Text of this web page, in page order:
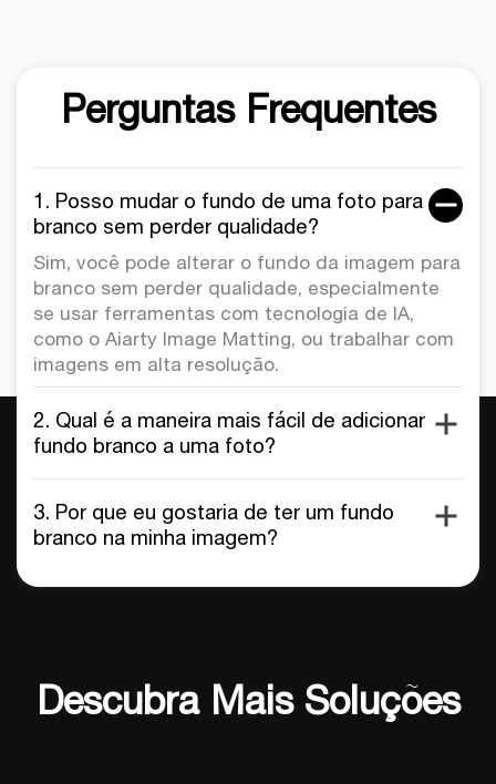
Perguntas Frequentes
1. Posso mudar o fundo de uma foto para
branco sem perder qualidade?
Sim, você pode alterar o fundo da imagem para
branco sem perder qualidade, especialmente
se usar ferramentas com tecnologia de IA,
como o Aiarty Image Matting, ou trabalhar com
imagens em alta resolução.
2. Qual é a maneira mais fácil de adicionar um
fundo branco a uma foto?
3. Por que eu gostaria de ter um fundo
branco na minha imagem?
Descubra Mais Soluções